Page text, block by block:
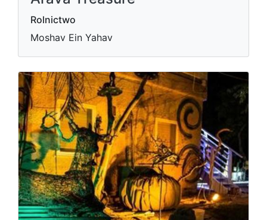
Rolnictwo
Moshav Ein Yahav